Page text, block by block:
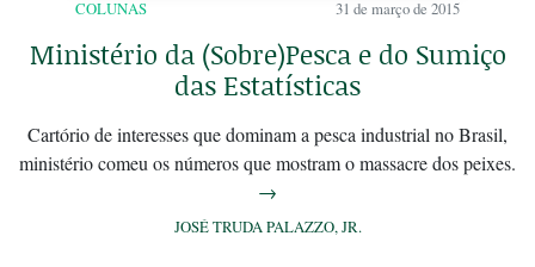
COLUNAS 31 de março de 2015
Ministério da (Sobre)Pesca e do Sumiço
das Estatísticas
Cartório de interesses que dominam a pesca industrial no Brasil,
ministério comeu os números que mostram o massacre dos peixes.
→
JOSÉ TRUDA PALAZZO, JR.